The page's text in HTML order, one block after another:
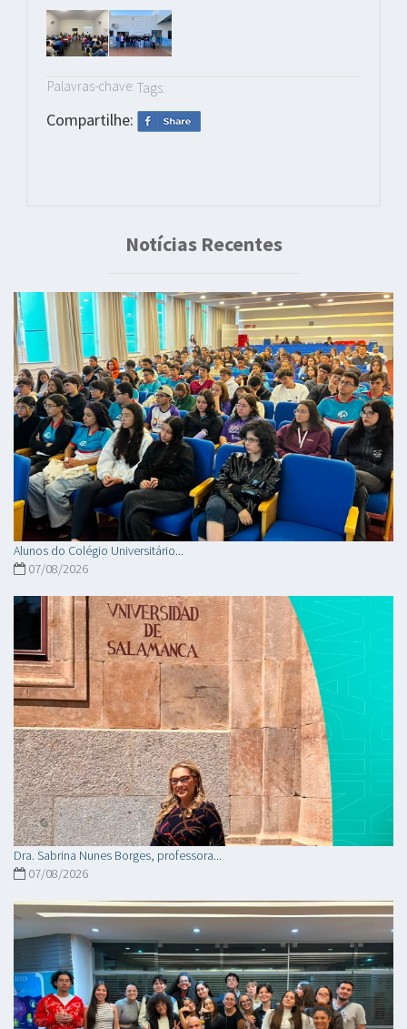
Palavras-chave: Tags:
Compartilhe:
Notícias Recentes
Alunos do Colégio Universitário...
07/08/2026
Dra. Sabrina Nunes Borges, professora...
07/08/2026